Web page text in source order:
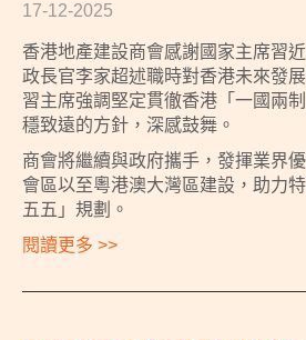
17-12-2025
香港地產建設商會感謝國家主席習
政長官李家超述職時對香港未來發
習主席強調堅定貫徹香港「一國兩
穩致遠的方針，深感鼓舞。
商會將繼續與政府攜手，發揮業界
會區以至粵港澳大灣區建設，助力
五五」規劃。
閱讀更多 >>